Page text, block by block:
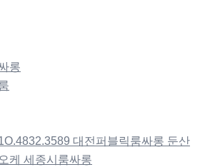
롱
대전퍼블릭룸싸롱 둔산
케 세종시룸싸롱